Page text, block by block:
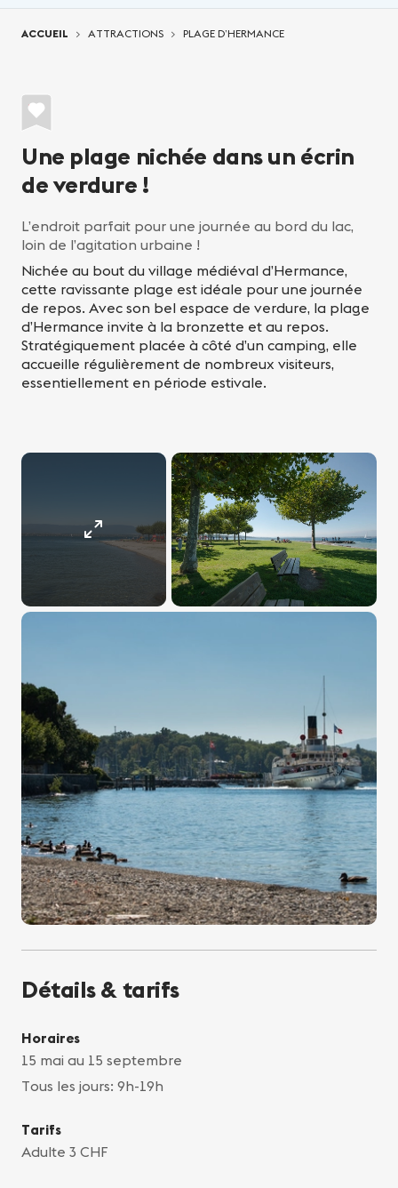
ACCUEIL ATTRACTIONS PLAGE D’HERMANCE
Une plage nichée dans un écrin
de verdure !
L’endroit parfait pour une journée au bord du lac,
loin de l’agitation urbaine !
Nichée au bout du village médiéval d’Hermance,
cette ravissante plage est idéale pour une journée
de repos. Avec son bel espace de verdure, la plage
d’Hermance invite à la bronzette et au repos.
Stratégiquement placée à côté d’un camping, elle
accueille régulièrement de nombreux visiteurs,
essentiellement en période estivale.
Détails & tarifs
Horaires
15 mai au 15 septembre
Tous les jours: 9h-19h
Tarifs
Adulte 3 CHF